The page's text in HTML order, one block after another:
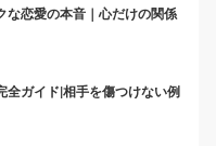
な恋愛の本音｜心だけの関係
全ガイド|相手を傷つけない例